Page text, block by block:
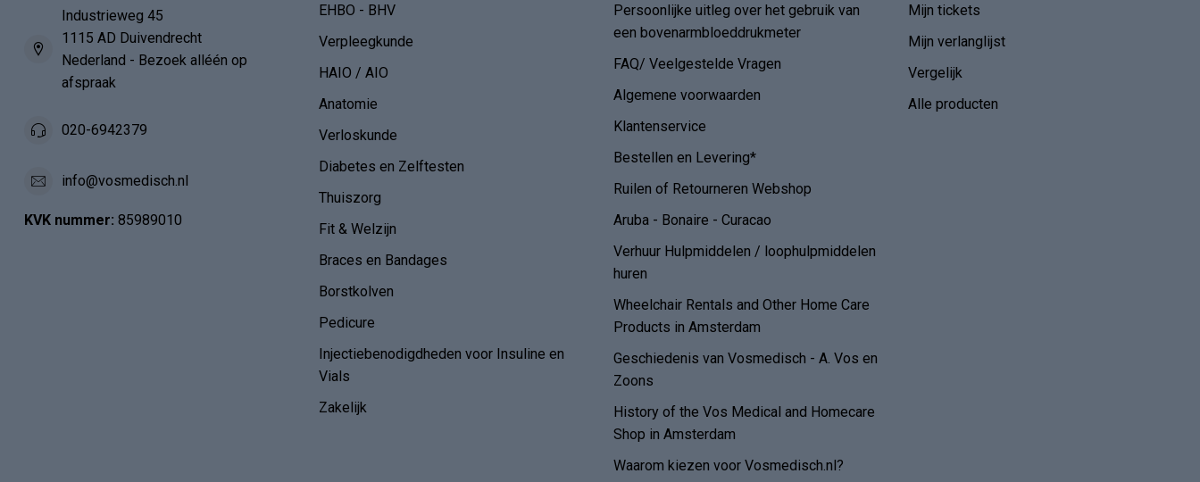
Industrieweg 45
1115 AD Duivendrecht
Nederland - Bezoek alléén op
afspraak
020-6942379
info@vosmedisch.nl
KVK nummer: 85989010
EHBO - BHV
Verpleegkunde
HAIO / AIO
Anatomie
Verloskunde
Diabetes en Zelftesten
Thuiszorg
Fit & Welzijn
Braces en Bandages
Borstkolven
Pedicure
Injectiebenodigdheden voor Insuline en
Vials
Zakelijk
Persoonlijke uitleg over het gebruik van
een bovenarmbloeddrukmeter
FAQ/ Veelgestelde Vragen
Algemene voorwaarden
Klantenservice
Bestellen en Levering*
Ruilen of Retourneren Webshop
Aruba - Bonaire - Curacao
Verhuur Hulpmiddelen / loophulpmiddelen
huren
Wheelchair Rentals and Other Home Care
Products in Amsterdam
Geschiedenis van Vosmedisch - A. Vos en
Zoons
History of the Vos Medical and Homecare
Shop in Amsterdam
Waarom kiezen voor Vosmedisch.nl?
Mijn tickets
Mijn verlanglijst
Vergelijk
Alle producten